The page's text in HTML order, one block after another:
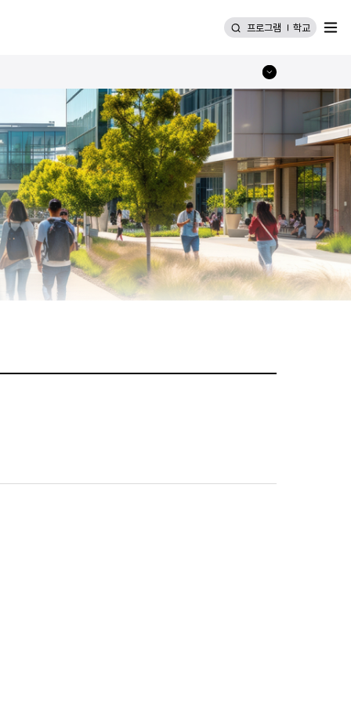
프로그램 학교